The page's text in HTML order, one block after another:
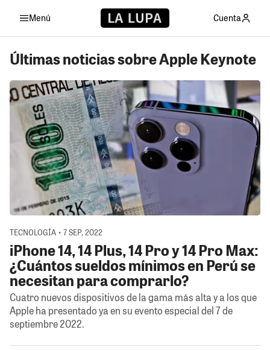
Menú Cuenta
Últimas noticias sobre Apple Keynote
TECNOLOGÍA • 7 SEP, 2022
iPhone 14, 14 Plus, 14 Pro y 14 Pro Max:
¿Cuántos sueldos mínimos en Perú se
necesitan para comprarlo?
Cuatro nuevos dispositivos de la gama más alta y a los que
Apple ha presentado ya en su evento especial del 7 de
septiembre 2022.